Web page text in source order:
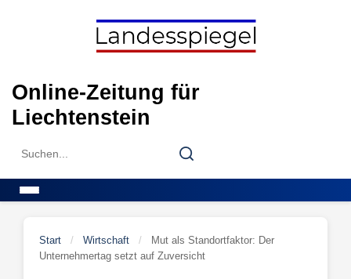
Online-Zeitung für
Liechtenstein
Search
Search
Start / Wirtschaft /
Mut als Standortfaktor: Der
Unternehmertag setzt auf Zuversicht